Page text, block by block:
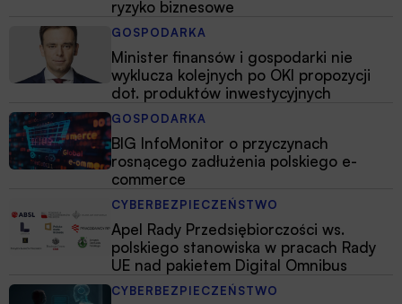
ryzyko biznesowe
GOSPODARKA
Minister finansów i gospodarki nie
wyklucza kolejnych po OKI propozycji
dot. produktów inwestycyjnych
GOSPODARKA
BIG InfoMonitor o przyczynach
rosnącego zadłużenia polskiego e-
commerce
CYBERBEZPIECZEŃSTWO
Apel Rady Przedsiębiorczości ws.
polskiego stanowiska w pracach Rady
UE nad pakietem Digital Omnibus
CYBERBEZPIECZEŃSTWO